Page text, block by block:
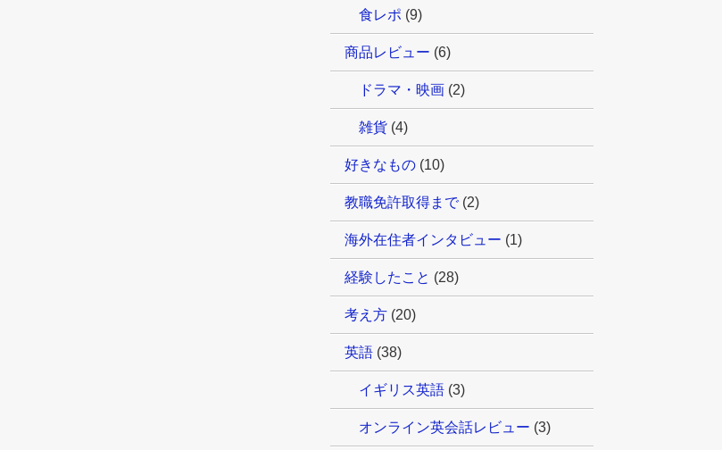
食レポ (9)
商品レビュー (6)
ドラマ・映画 (2)
雑貨 (4)
好きなもの (10)
教職免許取得まで(2)
海外在住者インタビュー (1)
経験したこと (28)
考え方 (20)
英語 (38)
イギリス英語 (3)
オンライン英会話レビュー (3)